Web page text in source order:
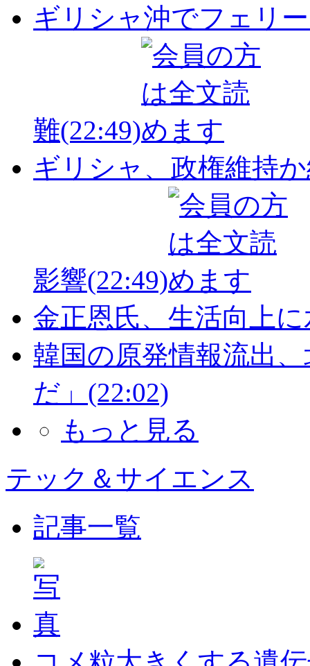
ギリシャ沖でフェリ
難(22:49)
ギリシャ、政権維持
影響(22:49)
金正恩氏、生活向上
韓国の原発情報流出
だ」 (22:02)
もっと見る
テック＆サイエンス
記事一覧